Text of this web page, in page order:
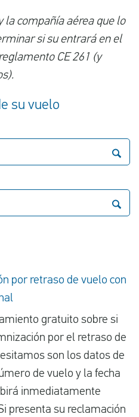
la compañía aérea que lo
si su entrará en el
CE 261 (y
su vuelo
por retraso de vuelo con
gratuito sobre si
por el retraso de
son los datos de
de vuelo y la fecha
inmediatamente
presenta su reclamación